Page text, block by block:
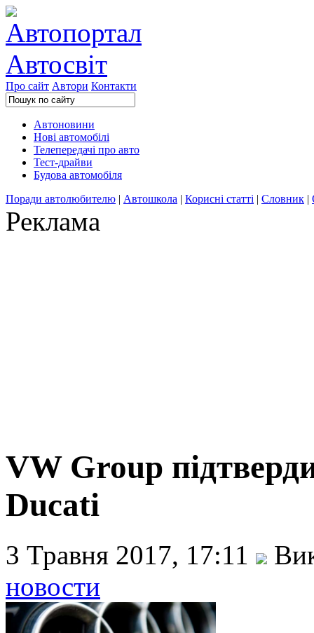
Про сайт Автори Контакти
Автоновини
Нові автомобілі
Телепередачі про авто
Тест-драйви
Будова автомобіля
Поради автолюбителю | Автошкола | Корисні статті | Словник |
Реклама
VW Group
Ducati
3 Травня 2017, 17:11
новости